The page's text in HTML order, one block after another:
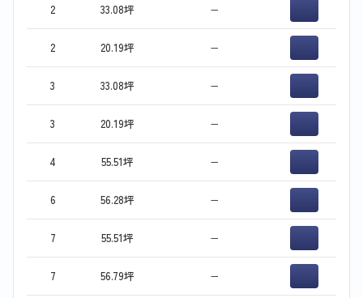
2 33.08坪 −
2 20.19坪 −
3 33.08坪 −
3 20.19坪 −
4 55.51坪 −
6 56.28坪 −
7 55.51坪 −
7 56.79坪 −